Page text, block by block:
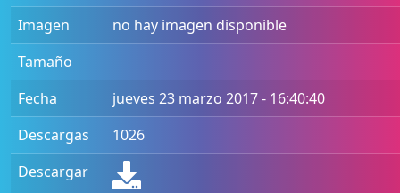
Imagen
no hay imagen disponible
Tamaño
Fecha
jueves 23 marzo 2017 - 16:40:40
Descargas
1026
Descargar